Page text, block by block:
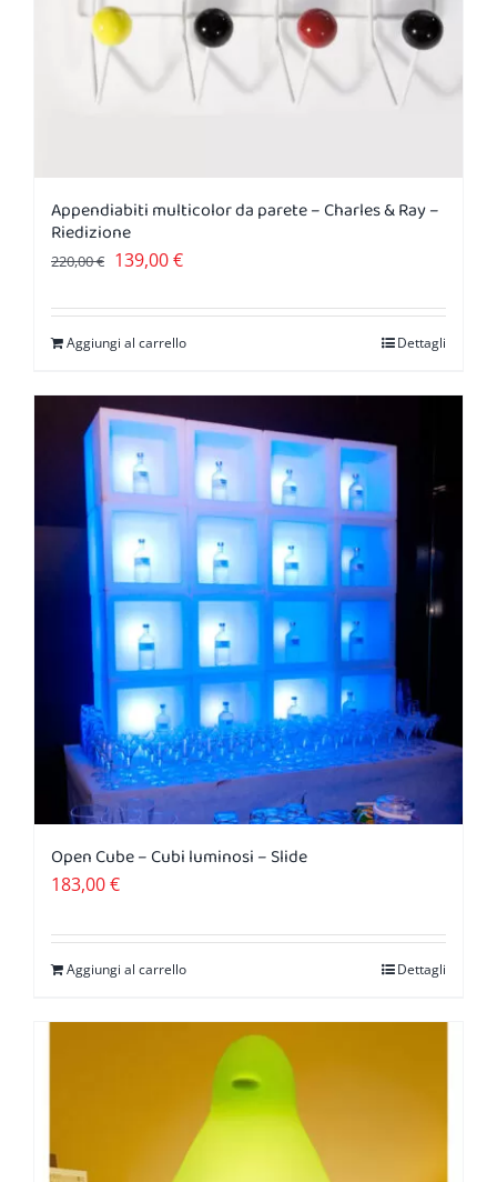
Appendiabiti multicolor da parete – Charles & Ray –
Riedizione
220,00€ Il
originale
era:
139,00€Il
attuale
è:
Aggiungi al carrello Dettagli
Open Cube – Cubi luminosi – Slide
183,00€
Aggiungi al carrello Dettagli